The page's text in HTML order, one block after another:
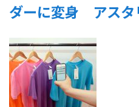
ダーに変身 アスタ